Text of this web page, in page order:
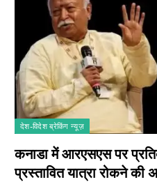
देश-विदेश ब्रेकिंग न्यूज़
कनाडा में आरएसएस पर
प्रस्तावित यात्रा रोकने की